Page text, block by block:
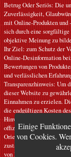
Einige
von Cookies.
Betrug Oder Seriös: Die
Zuverlässigkeit,
mit Online-Produkten und
sich durch eine
objektive Meinung zu
Ihr Ziel: zum Schutz der
Online-Desinformation
Bewertungen von
und verlässlichen
Transparenzhinweis: Um
dieser Website zu
Einnahmen zu erzielen.
die endgültigen Kosten
Hinweise: Unsere Artikel
offiziellen Empfehlungen
Orientierung und müssen
zuständigen offiziellen
von Fehlern oder